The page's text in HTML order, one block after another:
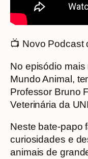
📺 Novo Podcast
No episódio
Mundo Animal,
Professor Bruno
Veterinária da
Neste bate-papo
curiosidades e
animais de